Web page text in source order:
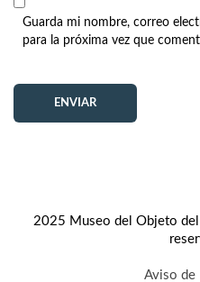
Guarda mi nombre, correo
para la próxima vez que
2025 Museo del Objeto
Aviso de